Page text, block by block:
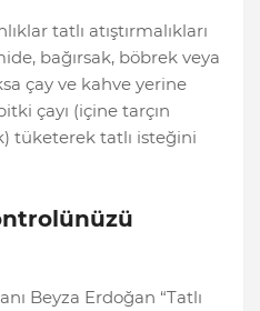
tatlı atıştırmalıkları
bağırsak, böbrek veya
çay ve kahve yerine
çayı (içine tarçın
tüketerek tatlı isteğini
Beyza Erdoğan “Tatlı